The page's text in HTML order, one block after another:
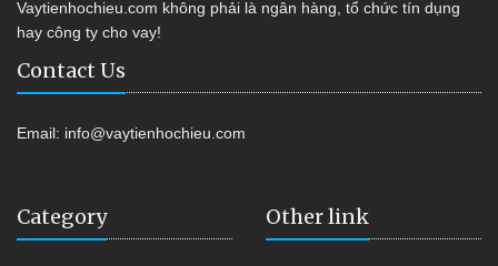
Vaytienhochieu.com không phải là ngân hàng, tổ chức tín dụng
hay công ty cho vay!
Contact Us
Email: info@vaytienhochieu.com
Category Other link